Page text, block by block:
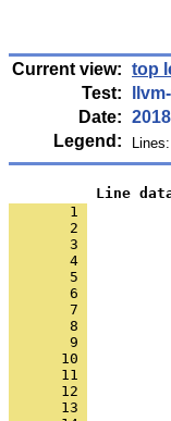
Current view: top
Test:
Date:
Legend:
Lines:
Line
       1
       2
       3
       4
       5
       6
       7
       8
       9
      10
      11
      12
      13